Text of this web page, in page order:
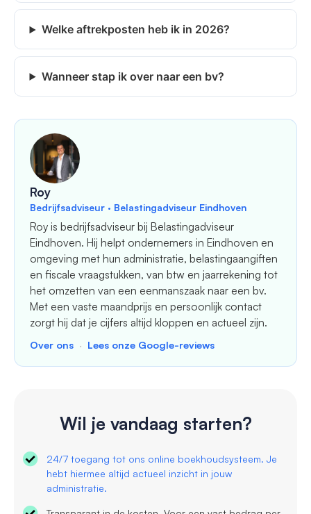
Welke aftrekposten heb ik in 2026?
Wanneer stap ik over naar een bv?
Roy
Bedrijfsadviseur · Belastingadviseur Eindhoven
Roy is bedrijfsadviseur bij Belastingadviseur
Eindhoven. Hij helpt ondernemers in Eindhoven en
omgeving met hun administratie, belastingaangiften
en fiscale vraagstukken, van btw en jaarrekening tot
het omzetten van een eenmanszaak naar een bv.
Met een vaste maandprijs en persoonlijk contact
zorgt hij dat je cijfers altijd kloppen en actueel zijn.
Over ons · Lees onze Google-reviews
Wil je vandaag starten?
24/7 toegang tot ons online boekhoudsysteem. Je
hebt hiermee altijd actueel inzicht in jouw
administratie.